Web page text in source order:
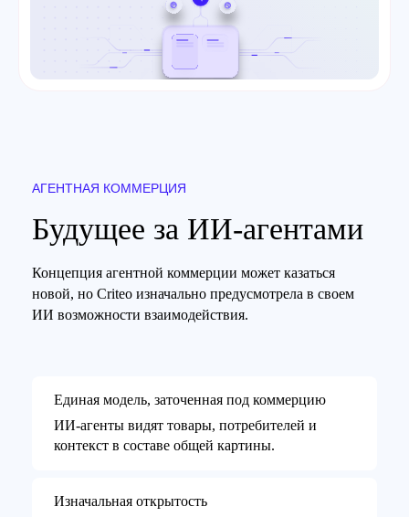
АГЕНТНАЯ КОММЕРЦИЯ
Будущее за ИИ-агентами
Концепция агентной коммерции может казаться
новой, но Criteo изначально предусмотрела в своем
ИИ возможности взаимодействия.
Единая модель, заточенная под коммерцию
ИИ-агенты видят товары, потребителей и
контекст в составе общей картины.
Изначальная открытость